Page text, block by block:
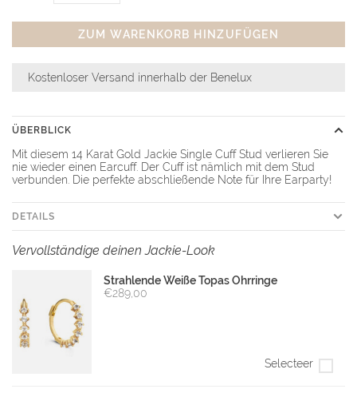
ZUM WARENKORB HINZUFÜGEN
Kostenloser Versand innerhalb der Benelux
ÜBERBLICK
Mit diesem 14 Karat Gold Jackie Single Cuff Stud verlieren Sie
nie wieder einen Earcuff. Der Cuff ist nämlich mit dem Stud
verbunden. Die perfekte abschließende Note für Ihre Earparty!
DETAILS
Vervollständige deinen Jackie-Look
Strahlende Weiße Topas Ohrringe
€289,00
Selecteer